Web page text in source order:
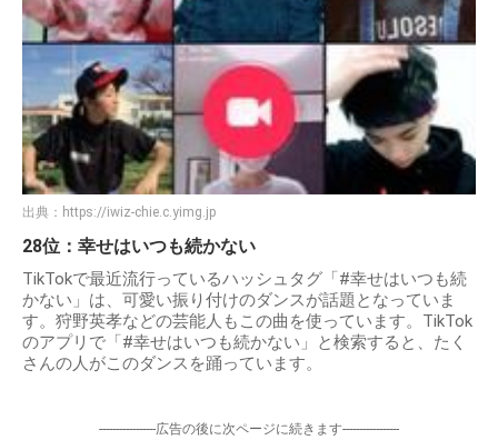
出典： https://iwiz-chie.c.yimg.jp
28位：幸せはいつも続かない
TikTokで最近流行っているハッシュタグ「#幸せはいつも続
かない」は、可愛い振り付けのダンスが話題となっていま
す。狩野英孝などの芸能人もこの曲を使っています。TikTok
のアプリで「#幸せはいつも続かない」と検索すると、たく
さんの人がこのダンスを踊っています。
-----------------広告の後に次ページに続きます-----------------